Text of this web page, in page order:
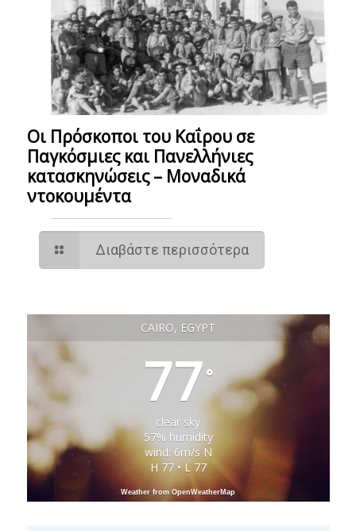
Οι Πρόσκοποι του Καΐρου σε
Παγκόσμιες και Πανελλήνιες
κατασκηνώσεις – Mοναδικά
ντοκουμέντα
Διαβάστε περισσότερα
CAIRO, EGYPT
77°
clear sky
57% humidity
wind: 6m/s N
H 77 • L 77
Weather from OpenWeatherMap